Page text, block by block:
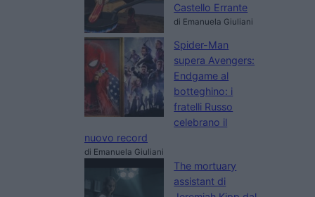
Castello Errante
di Emanuela Giuliani
Spider-Man
supera Avengers:
Endgame al
botteghino: i
fratelli Russo
celebrano il
nuovo record
di Emanuela Giuliani
The mortuary
assistant di